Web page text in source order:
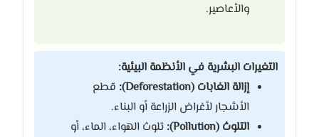
والأعاصير.
التغيرات البشرية في الأنظمة البيئية:
إزالة الغابات (Deforestation):
قطع
الأشجار لأغراض الزراعة أو البناء.
التلوث (Pollution):
تلوث الهواء، الماء، أو